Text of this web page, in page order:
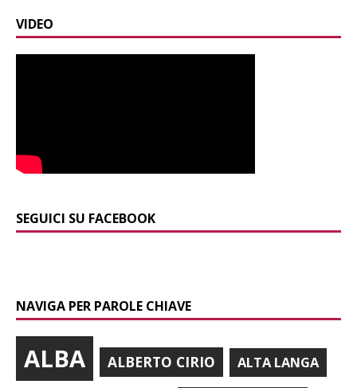
VIDEO
SEGUICI SU FACEBOOK
NAVIGA PER PAROLE CHIAVE
ALBA ALBERTO CIRIO ALTA LANGA